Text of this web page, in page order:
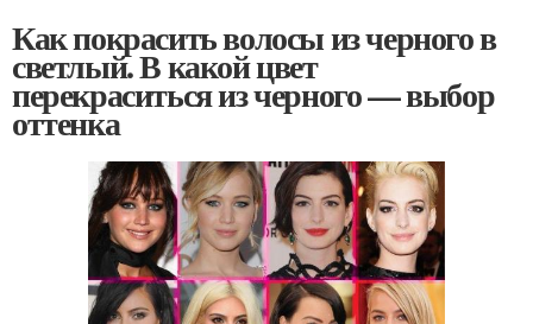
Как покрасить волосы из черного в
светлый. В какой цвет
перекраситься из черного — выбор
оттенка